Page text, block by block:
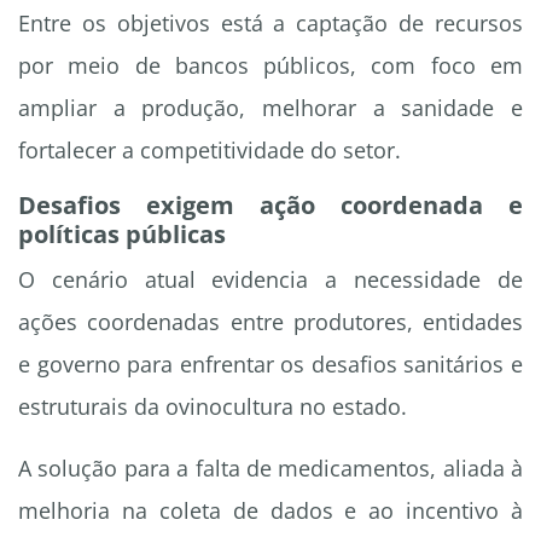
Entre os objetivos está a captação de recursos
por meio de bancos públicos, com foco em
ampliar a produção, melhorar a sanidade e
fortalecer a competitividade do setor.
Desafios exigem ação coordenada e
políticas públicas
O cenário atual evidencia a necessidade de
ações coordenadas entre produtores, entidades
e governo para enfrentar os desafios sanitários e
estruturais da ovinocultura no estado.
A solução para a falta de medicamentos, aliada à
melhoria na coleta de dados e ao incentivo à